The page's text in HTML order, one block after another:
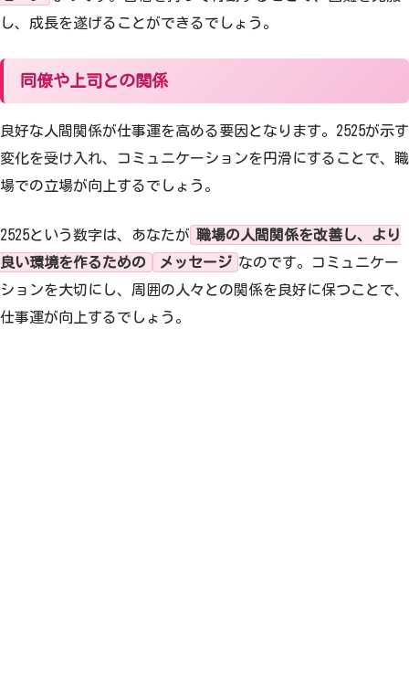
し、成長を遂げることができるでしょう。
同僚や上司との関係
良好な人間関係が仕事運を高める要因となります。2525が示す
変化を受け入れ、コミュニケーションを円滑にすることで、職
場での立場が向上するでしょう。
2525という数字は、あなたが 職場の人間関係を改善し、より
良い環境を作るための
メッセージ なのです。コミュニケー
ションを大切にし、周囲の人々との関係を良好に保つことで、
仕事運が向上するでしょう。